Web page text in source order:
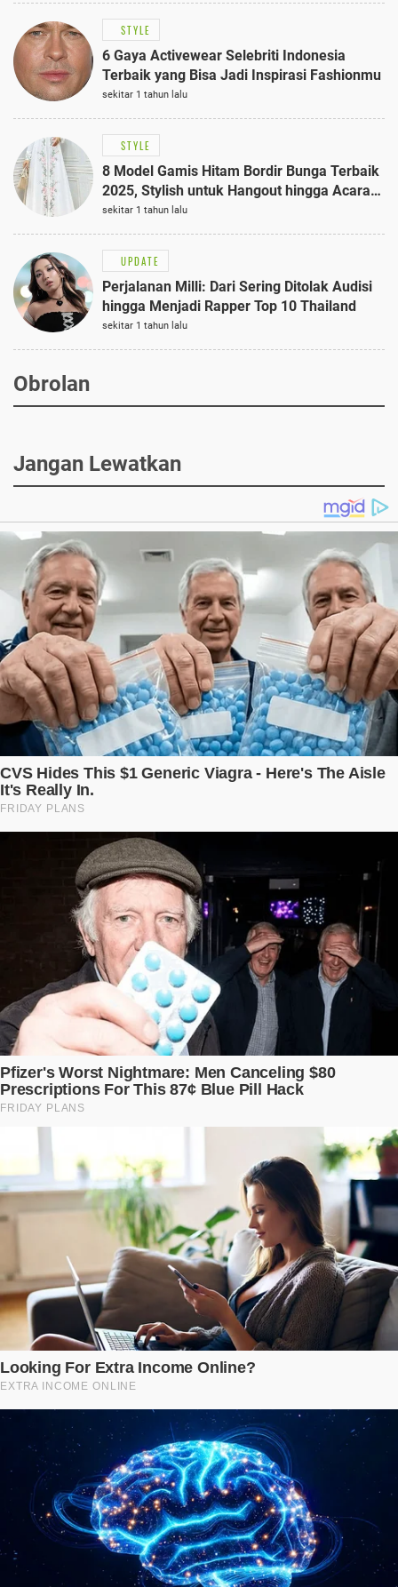
STYLE
6 Gaya Activewear Selebriti Indonesia
Terbaik yang Bisa Jadi Inspirasi Fashionmu
sekitar 1 tahun lalu
STYLE
8 Model Gamis Hitam Bordir Bunga Terbaik
2025, Stylish untuk Hangout hingga Acara
Semi-Formal
sekitar 1 tahun lalu
UPDATE
Perjalanan Milli: Dari Sering Ditolak Audisi
hingga Menjadi Rapper Top 10 Thailand
sekitar 1 tahun lalu
Obrolan
Jangan Lewatkan